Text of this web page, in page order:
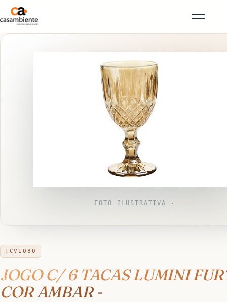
FOTO ILUSTRATIVA ·
TCVI080
JOGO C/ 6 TACAS LUMINI
COR AMBAR -